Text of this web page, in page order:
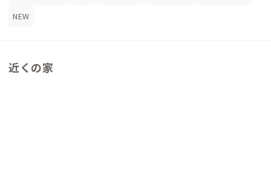
NEW
近くの家